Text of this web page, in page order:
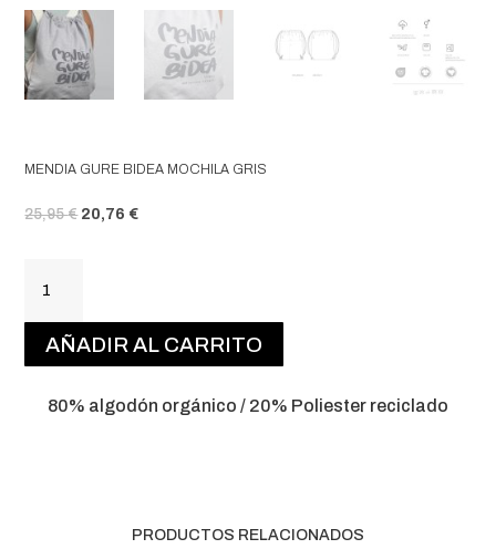
MENDIA GURE BIDEA MOCHILA GRIS
25,95€ 20,76 €
GURE
BIDEA
MOCHILA
GRIS
CANTIDAD
AÑADIR AL CARRITO
80% algodón orgánico / 20% Poliester reciclado
PRODUCTOS RELACIONADOS